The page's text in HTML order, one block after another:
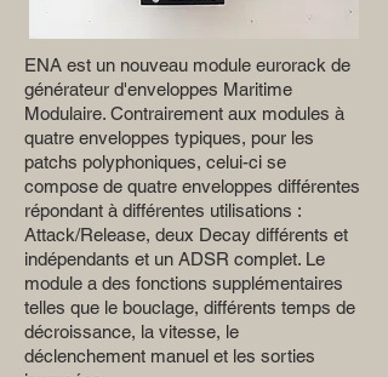
ENA est un nouveau module eurorack de
générateur d'enveloppes Maritime
Modulaire. Contrairement aux modules à
quatre enveloppes typiques, pour les
patchs polyphoniques, celui-ci se
compose de quatre enveloppes différentes
répondant à différentes utilisations :
Attack/Release, deux Decay différents et
indépendants et un ADSR complet. Le
module a des fonctions supplémentaires
telles que le bouclage, différents temps de
décroissance, la vitesse, le
déclenchement manuel et les sorties